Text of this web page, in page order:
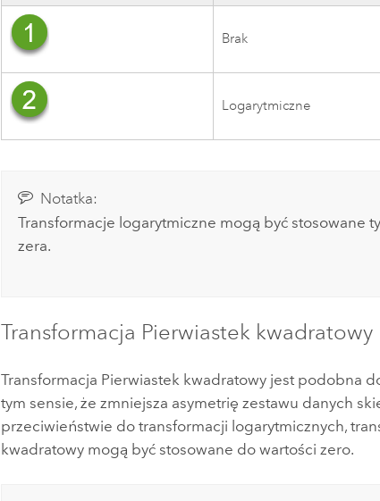
Brak
Logarytmiczne
Notatka:
Transformacje logarytmiczne mogą być stosowane
zera.
Transformacja Pierwiastek kwadratowy
Transformacja Pierwiastek kwadratowy jest podobna
tym sensie, że zmniejsza asymetrię zestawu danych
przeciwieństwie do transformacji logarytmicznych,
kwadratowy mogą być stosowane do wartości zero.